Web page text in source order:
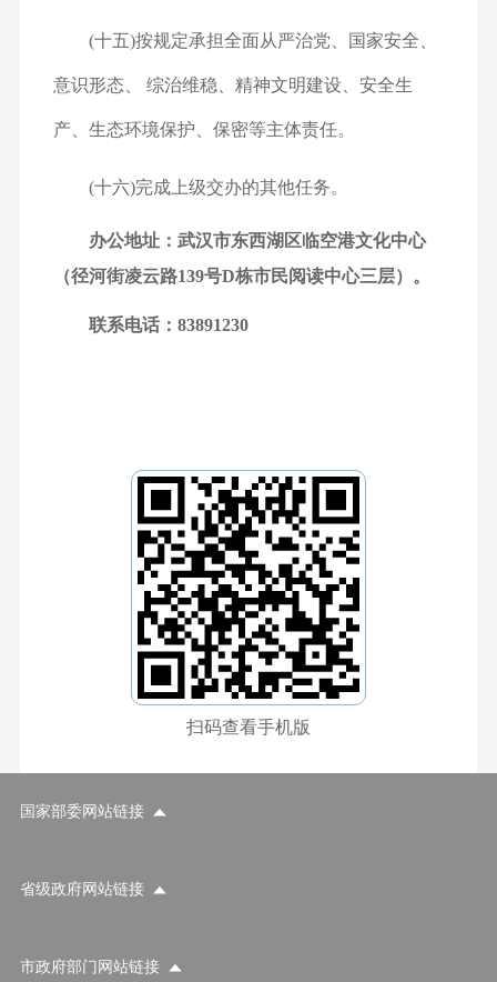
(十五)按规定承担全面从严治党、国家安全、
意识形态、 综治维稳、精神文明建设、安全生
产、生态环境保护、保密等主体责任。
(十六)完成上级交办的其他任务。
办公地址：武汉市东西湖区临空港文化中心
（径河街凌云路139号D栋市民阅读中心三层）。
联系电话：83891230
扫码查看手机版
国家部委网站链接
省级政府网站链接
市政府部门网站链接